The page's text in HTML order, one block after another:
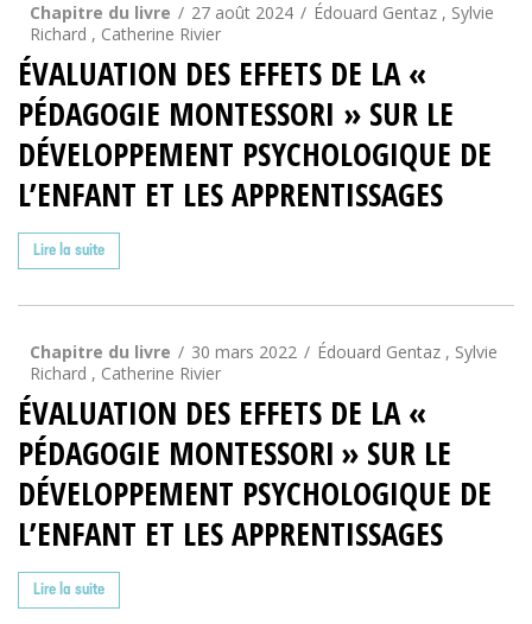
Chapitre du livre 27 août 2024
Édouard Gentaz , Sylvie
Richard , Catherine Rivier
ÉVALUATION DES EFFETS DE LA «
PÉDAGOGIE MONTESSORI » SUR LE
DÉVELOPPEMENT PSYCHOLOGIQUE DE
L’ENFANT ET LES APPRENTISSAGES
Lire la suite
Chapitre du livre 30 mars 2022
Édouard Gentaz , Sylvie
Richard , Catherine Rivier
ÉVALUATION DES EFFETS DE LA «
PÉDAGOGIE MONTESSORI » SUR LE
DÉVELOPPEMENT PSYCHOLOGIQUE DE
L’ENFANT ET LES APPRENTISSAGES
Lire la suite